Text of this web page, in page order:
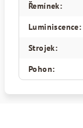
Řemínek:
Luminiscence:
Strojek:
Pohon: